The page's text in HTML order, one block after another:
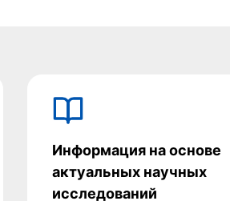
Информация на основе
актуальных научных
исследований